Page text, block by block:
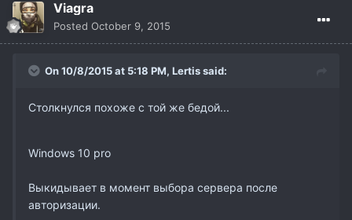
Viagra
Posted October 9, 2015
On 10/8/2015 at 5:18 PM, Lertissaid:
Столкнулся похоже с той же бедой...
Windows 10 pro
Выкидывает в момент выбора сервера после
авторизации.